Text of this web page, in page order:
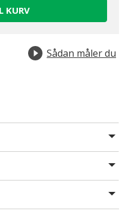
KURV
Sådan måler du